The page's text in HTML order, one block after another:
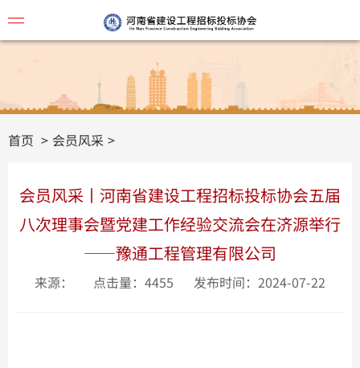
首页 会员风采
会员风采丨河南省建设工程招标投标协会五届
八次理事会暨党建工作经验交流会在济源举行
——豫通工程管理有限公司
来源： 点击量：4455 发布时间：2024-07-22